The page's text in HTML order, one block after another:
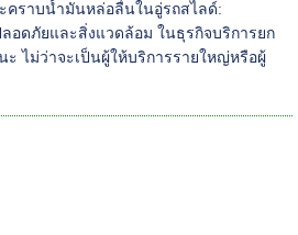
คราบน้ำมันหล่อลื่นในอู่รถสไลด์:
อดภัยและสิ่งแวดล้อม ในธุรกิจบริการยก
ไม่ว่าจะเป็นผู้ให้บริการรายใหญ่หรือผู้